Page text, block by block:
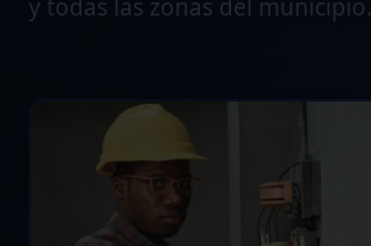
y todas las zonas del municipio.